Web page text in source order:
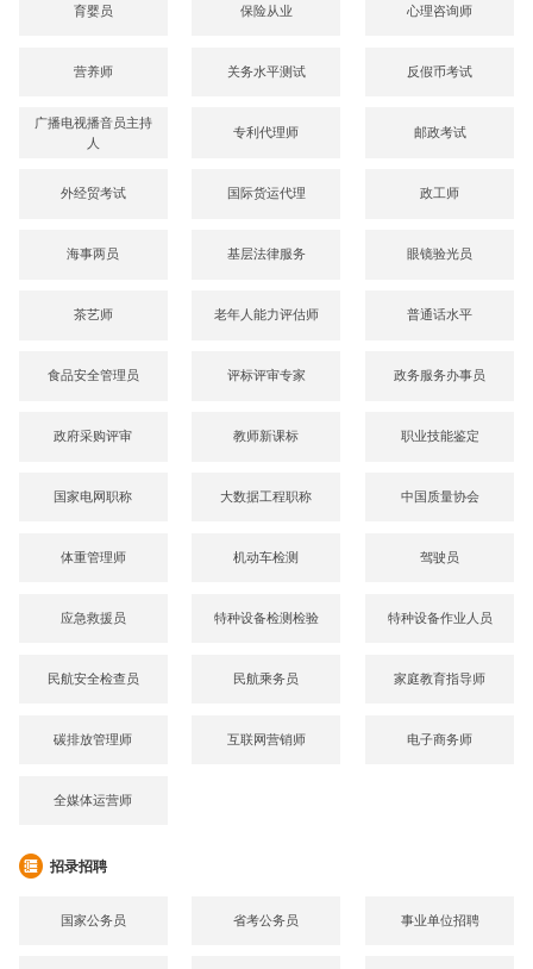
育婴员 保险从业 心理咨询师
营养师 关务水平测试 反假币考试
广播电视播音员主持
人
专利代理师 邮政考试
外经贸考试 国际货运代理 政工师
海事两员 基层法律服务 眼镜验光员
茶艺师 老年人能力评估师 普通话水平
食品安全管理员 评标评审专家 政务服务办事员
政府采购评审 教师新课标 职业技能鉴定
国家电网职称 大数据工程职称 中国质量协会
体重管理师 机动车检测 驾驶员
应急救援员 特种设备检测检验 特种设备作业人员
民航安全检查员 民航乘务员 家庭教育指导师
碳排放管理师 互联网营销师 电子商务师
全媒体运营师
招录招聘
国家公务员 省考公务员 事业单位招聘